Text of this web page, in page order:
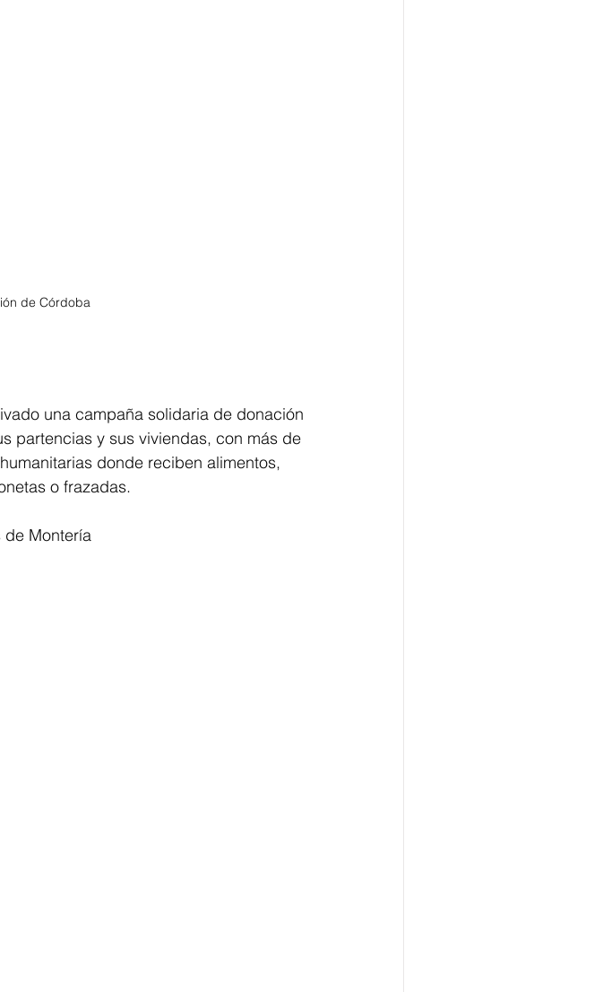
de Córdoba
una campaña solidaria de donación
partencias y sus viviendas, con más de
donde reciben alimentos,
o frazadas.
de Montería